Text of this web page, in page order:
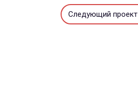
Следующий проект